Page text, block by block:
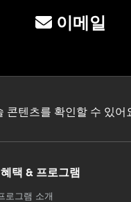
이메일
콘텐츠를 확인할 수 있어
택 & 프로그램
로그램 소개